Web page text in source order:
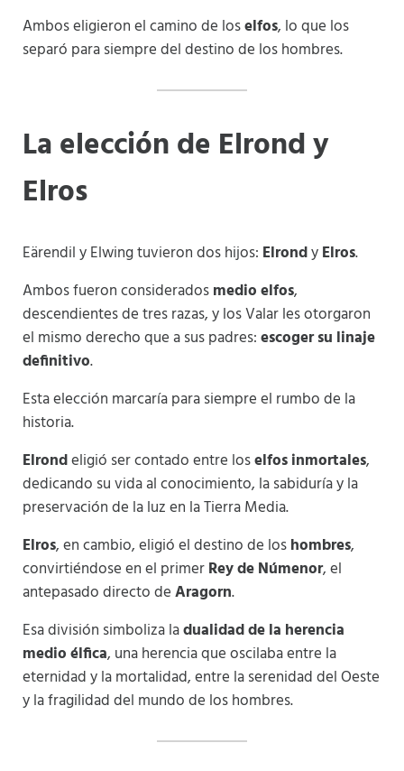
Ambos eligieron el camino de loselfos, lo que los
separó para siempre del destino de los hombres.
La elección de Elrond y
Elros
Eärendil y Elwing tuvieron dos hijos: ElrondyElros.
Ambos fueron consideradosmedio elfos,
descendientes de tres razas, y los Valar les otorgaron
el mismo derecho que a sus padres:escoger su linaje
definitivo.
Esta elección marcaría para siempre el rumbo de la
historia.
Elrondeligió ser contado entre loselfos inmortales,
dedicando su vida al conocimiento, la sabiduría y la
preservación de la luz en la Tierra Media.
Elros, en cambio, eligió el destino de loshombres,
convirtiéndose en el primerRey de Númenor, el
antepasado directo deAragorn.
Esa división simboliza ladualidad de la herencia
medio élfica, una herencia que oscilaba entre la
eternidad y la mortalidad, entre la serenidad del Oeste
y la fragilidad del mundo de los hombres.